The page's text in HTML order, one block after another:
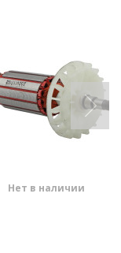
Нет в наличии